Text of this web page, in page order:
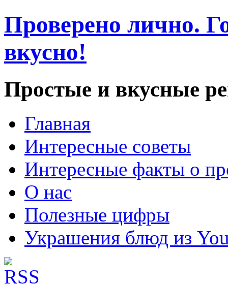
Проверено лично.
вкусно!
Простые и вкусные
Главная
Интересные советы
Интересные факты о
О нас
Полезные цифры
Украшения блюд из